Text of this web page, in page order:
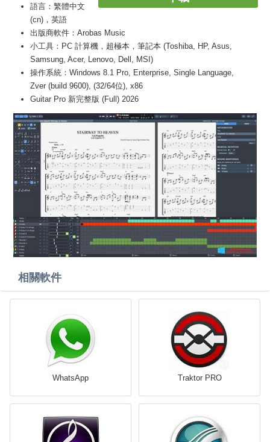
語言：繁體中文
(cn)，英語
出版商軟件：Arobas Music
小工具：PC 計算機，超極本，筆記本 (Toshiba, HP, Asus,
Samsung, Acer, Lenovo, Dell, MSI)
操作系統：Windows 8.1 Pro, Enterprise, Single Language,
Zver (build 9600), (32/64位), x86
Guitar Pro 新完整版 (Full) 2026
相關軟件
WhatsApp Traktor PRO